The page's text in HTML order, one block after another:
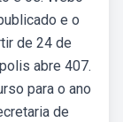
e o
de 24 de
abre 407.
para o ano
de